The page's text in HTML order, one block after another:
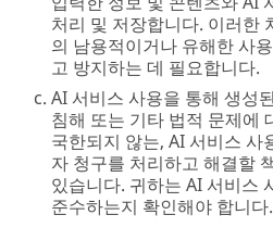
처리 및 저장합니다. 이러한
의 남용적이거나 유해한 사
고 방지하는 데 필요합니다.
AI 서비스 사용을 통해 생성
침해 또는 기타 법적 문제에
국한되지 않는, AI 서비스 사
자 청구를 처리하고 해결할
있습니다. 귀하는 AI 서비스
준수하는지 확인해야 합니다.